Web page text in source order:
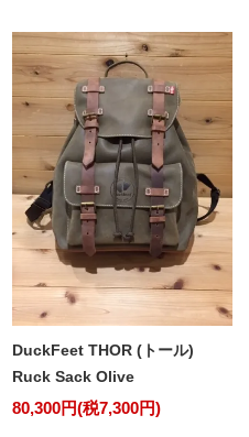
DuckFeet THOR (トール)
Ruck Sack Olive
80,300円(税7,300円)